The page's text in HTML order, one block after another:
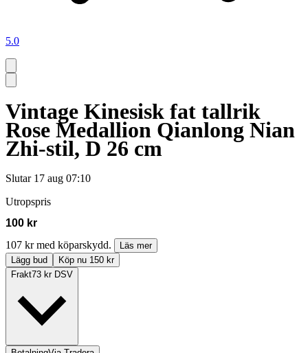
5.0
Vintage Kinesisk fat tallrik
Rose Medallion Qianlong Nian
Zhi-stil, D 26 cm
Slutar 17 aug 07:10
Utropspris
100 kr
107 kr med köparskydd.
Läs mer
Lägg bud
Köp nu 150 kr
Frakt73 kr DSV